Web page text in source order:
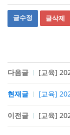
글수정 글삭제
다음글 [교육]
현재글 [교육]
이전글 [교육]